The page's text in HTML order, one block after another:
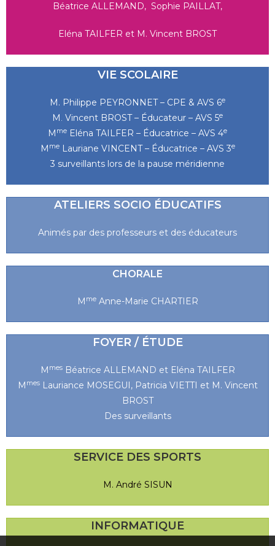
Béatrice ALLEMAND, Sophie PAILLAT,
Eléna TAILFER et M. Vincent BROST
VIE SCOLAIRE
M. Philippe PEYRONNET – CPE & AVS 6e
M Vincent BROST – Éducateur – AVS 5e
M me Eléna TAILFER – Éducatrice – AVS 4e
M meLauriane VINCENT – Éducatrice – AVS 3e
3 surveillants lors de la pause méridienne
ATELIERS SOCIO ÉDUCATIFS
Animés par des professeurs et des éducateurs
CHORALE
M meAnne-Marie CHARTIER
FOYER / ÉTUDE
M mesBéatrice ALLEMAND et Eléna TAILFER
M mesLauriance MOSEGUI, Patricia VIETTI et M. Vincent
BROST
Des surveillants
SERVICE DES SPORTS
M. André SISUN
INFORMATIQUE